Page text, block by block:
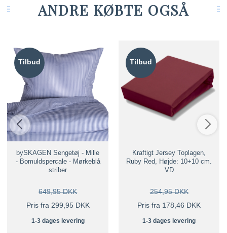
ANDRE KØBTE OGSÅ
Tilbud
bySKAGEN Sengetøj - Mille
- Bomuldspercale - Mørkeblå
striber
649,95 DKK
Pris fra 299,95 DKK
1-3 dages levering
Tilbud
Kraftigt Jersey Toplagen,
Ruby Red, Højde: 10+10 cm.
VD
254,95 DKK
Pris fra 178,46 DKK
1-3 dages levering